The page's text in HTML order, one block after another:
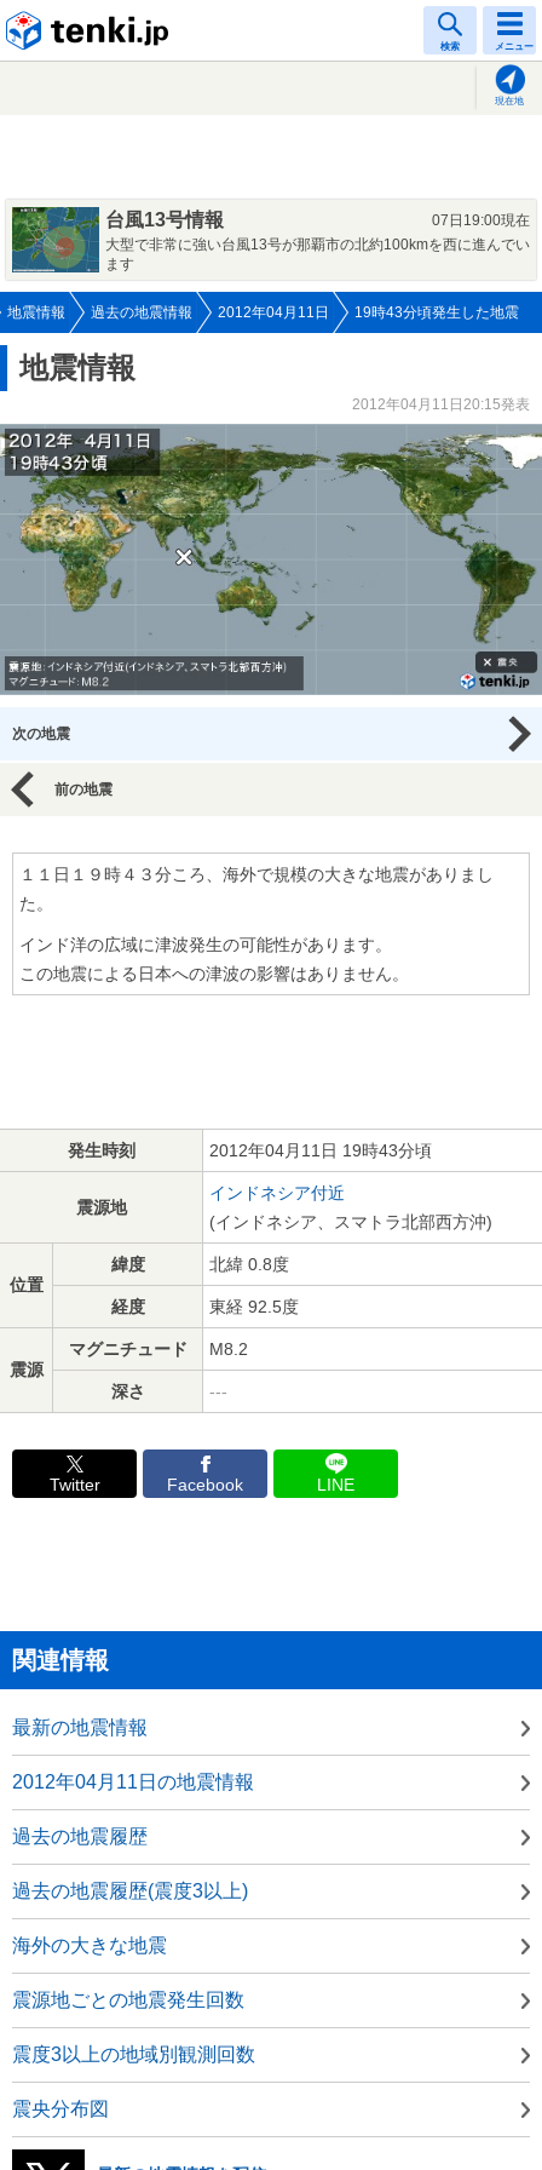
検索 メニュー
現在地
台風13号情報
07日19:00現在
大型で非常に強い台風13号が那覇市の北約100kmを西に進んでい
ます
地震情報 過去の地震情報 2012年04月11日 19時43分頃発生した地震
地震情報
2012年04月11日20:15発表
次の地震
前の地震
１１日１９時４３分ころ、海外で規模の大きな地震がありまし
た。
インド洋の広域に津波発生の可能性があります。
この地震による日本への津波の影響はありません。
発生時刻 2012年04月11日 19時43分頃
震源地
インドネシア付近
(インドネシア、スマトラ北部西方沖)
位置
緯度 北緯 0.8度
経度 東経 92.5度
震源
マグニチュード M8.2
深さ ---
Twitter Facebook LINE
関連情報
最新の地震情報
2012年04月11日の地震情報
過去の地震履歴
過去の地震履歴(震度3以上)
海外の大きな地震
震源地ごとの地震発生回数
震度3以上の地域別観測回数
震央分布図